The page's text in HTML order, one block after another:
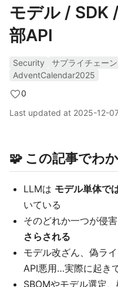
モデル / SDK
部API
Security サプライチェーン
AdventCalendar2025
0
Last updated at 2025-12-
🧩 この記事でわ
LLMは モデル単体で
いている
そのどれか一つが侵
さらされる
モデル改ざん、偽ラ
API悪用…実際に起き
SBOMやモデル選定